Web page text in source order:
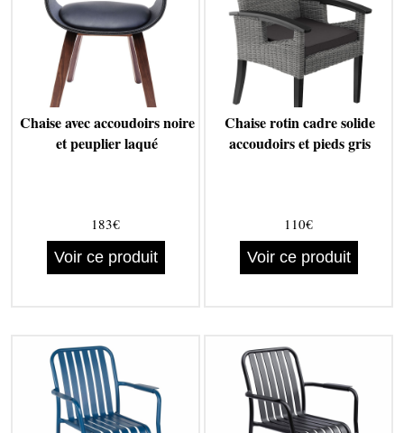
Chaise avec accoudoirs noire
et peuplier laqué
183€
Voir ce produit
Chaise rotin cadre solide
accoudoirs et pieds gris
110€
Voir ce produit